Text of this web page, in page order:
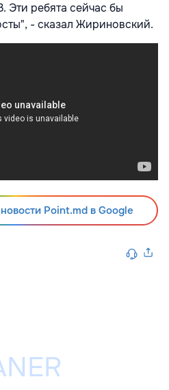
Эти ребята сейчас бы
- сказал Жириновский.
Point.md в Google